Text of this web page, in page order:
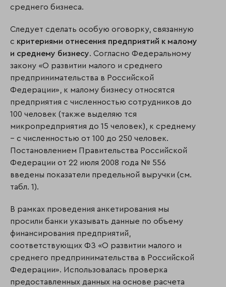
среднего бизнеса.
Следует сделать особую оговорку, связанную
с критериями отнесения предприятий к малому
и среднему бизнесу. Согласно Федеральному
закону «О развитии малого и среднего
предпринимательства в Российской
Федерации», к малому бизнесу относятся
предприятия с численностью сотрудников до
100 человек (также выделяю тся
микропредприятия до 15 человек), к среднему
– с численностью от 100 до 250 человек.
Постановлением Правительства Российской
Федерации от 22 июля 2008 года № 556
введены показатели предельной выручки (см.
табл. 1).
В рамках проведения анкетирования мы
просили банки указывать данные по объему
финансирования предприятий,
соответствующих ФЗ «О развитии малого и
среднего предпринимательства в Российской
Федерации». Использовалась проверка
предоставленных данных на основе расчета